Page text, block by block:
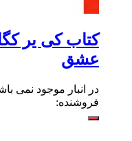
کتاب کی یر
عشق
در انبار موجود نمی
فروشنده: